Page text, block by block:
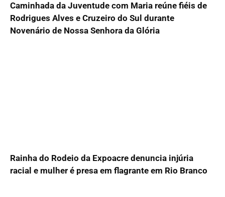
Caminhada da Juventude com Maria reúne fiéis de
Rodrigues Alves e Cruzeiro do Sul durante
Novenário de Nossa Senhora da Glória
Rainha do Rodeio da Expoacre denuncia injúria
racial e mulher é presa em flagrante em Rio Branco